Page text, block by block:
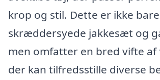
krop og stil. Dette er ikke
skræddersyede jakkesæt og
men omfatter en bred vifte af
der kan tilfredsstille diverse